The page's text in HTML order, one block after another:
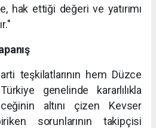
hak ettiği değeri ve yatırımı
teşkilatlarının hem Düzce
genelinde kararlılıkla
altını çizen Kevser
sorunlarının takipçisi